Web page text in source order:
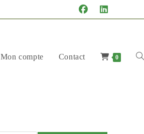
Mon compte Contact 0